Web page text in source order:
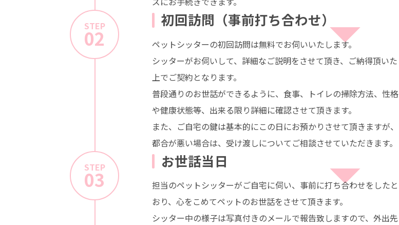
STEP
02
初回訪問（事前打ち合わせ）
ペットシッターの初回訪問は無料でお伺いいたします。
シッターがお伺いして、詳細なご説明をさせて頂き、ご納得頂いた
上でご契約となります。
普段通りのお世話ができるように、食事、トイレの掃除方法、性格
や健康状態等、出来る限り詳細に確認させて頂きます。
また、ご自宅の鍵は基本的にこの日にお預かりさせて頂きますが、
都合が悪い場合は、受け渡しについてご相談させていただきます。
STEP
03
お世話当日
担当のペットシッターがご自宅に伺い、事前に打ち合わせをしたと
おり、心をこめてペットのお世話をさせて頂きます。
シッター中の様子は写真付きのメールで報告致しますので、外出先